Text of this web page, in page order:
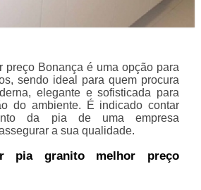
preço Bonança é uma opção para
sendo ideal para quem procura
elegante e sofisticada para
do ambiente. É indicado contar
da pia de uma empresa
a sua qualidade.
pia granito melhor preço